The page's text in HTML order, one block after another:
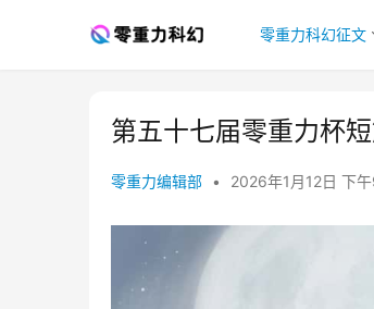
零重力科幻征文
第五十七届零重力杯
零重力编辑部 • 2026年1月12日 下